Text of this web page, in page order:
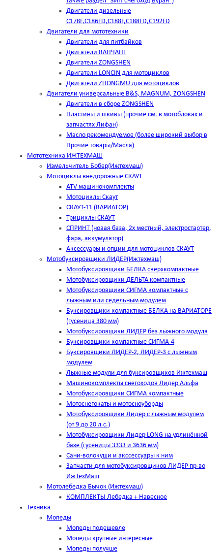
Двигатели дизельные
C178F,С186FD,C188F,C188FD,C192FD
Двигатели для мототехники
Двигатели для питбайков
Двигатели ВАНЧАНГ
Двигатели ZONGSHEN
Двигатели LONCIN для мотоциклов
Двигатели ZHONGMU для мотоциклов
Двигатели универсальные B&S, MAGNUM, ZONGSHEN
Двигатели в сборе ZONGSHEN
Пластины и шкивы (прочие см. в мотоблоках и
запчастях Лифан)
Масло рекомендуемое (более широкий выбор в
Прочие товары/Масла)
Мототехника ИЖТЕХМАШ
Измельчитель Бобер(Ижтехмаш)
Мотоциклы внедорожные СКАУТ
ATV машинокомплекты
Мотоциклы Скаут
СКАУТ-11 (ВАРИАТОР)
Трициклы СКАУТ
СПРИНТ (новая база, 2х местный, электростартер,
фара, аккумулятор)
Аксессуары и опции для мотоциклов СКАУТ
Мотобуксировщики ЛИДЕР(Ижтехмаш)
Мотобуксировщики БЕЛКА сверхкомпактные
Мотобуксировщики ДЕЛЬТА компактные
Мотобуксировщики СИГМА компактные с
лыжным или седельным модулем
Буксировщики компактные БЕЛКА на ВАРИАТОРЕ
(гусеница 380 мм)
Мотобуксировщики ЛИДЕР без лыжного модуля
Буксировщики компактные СИГМА-4
Буксировщики ЛИДЕР-2, ЛИДЕР-3 c лыжным
модулем
Лыжные модули для буксировщиков Ижтехмаш
Машинокомплекты снегоходов Лидер Альфа
Мотобуксировщики СИГМА компактные
Мотоснегокаты и мотосноуборды
Мотобуксировщики Лидер с лыжным модулем
(от 9 до 20 л.с.)
Мотобуксировщики Лидер LONG на удлинённой
базе (гусеницы 3333 и 3636 мм)
Сани-волокуши и акссессуары к ним
Запчасти для мотобуксировщиков ЛИДЕР пр-во
ИжТехМаш
Мотолебедка Бычок (Ижтехмаш)
КОМПЛЕКТЫ Лебедка + Навесное
Техника
Мопеды
Мопеды подешевле
Мопеды крупные интересные
Мопеды получше